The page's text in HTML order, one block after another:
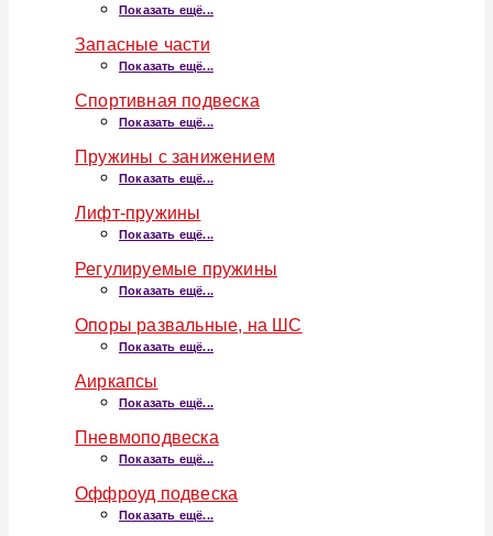
Показать ещё...
Запасные части
Показать ещё...
Спортивная подвеска
Показать ещё...
Пружины с занижением
Показать ещё...
Лифт-пружины
Показать ещё...
Регулируемые пружины
Показать ещё...
Опоры развальные, на ШС
Показать ещё...
Аиркапсы
Показать ещё...
Пневмоподвеска
Показать ещё...
Оффроуд подвеска
Показать ещё...